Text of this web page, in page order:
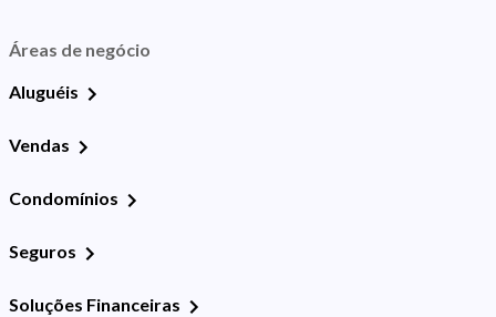
Áreas de negócio
Aluguéis
Vendas
Condomínios
Seguros
Soluções Financeiras